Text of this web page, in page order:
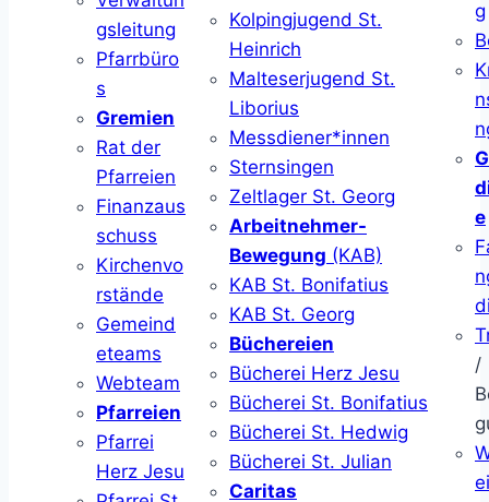
gsleitung
Pfarrbüro
s
Gremien
Rat der
Pfarreien
Finanzaus
schuss
Kirchenvo
rstände
Gemeind
eteams
Webteam
Pfarreien
Pfarrei
Herz Jesu
Kolpingjugend St.
Heinrich
Malteserjugend St.
Liborius
Messdiener*innen
Sternsingen
Zeltlager St. Georg
Arbeitnehmer-
Bewegung (KAB)
KAB St. Bonifatius
KAB St. Georg
Büchereien
Bücherei Herz Jesu
Bücherei St. Bonifatius
Bücherei St. Hedwig
Bücherei St. Julian
Caritas
g
e
/